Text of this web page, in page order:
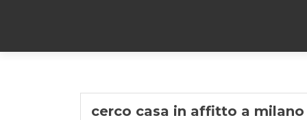
cerco casa in affitto a milano